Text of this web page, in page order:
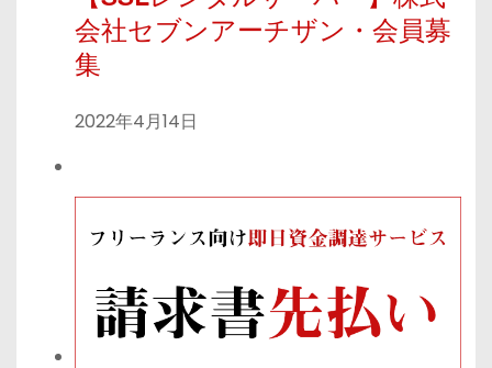
会社セブンアーチザン・会員募
集
2022年4月14日